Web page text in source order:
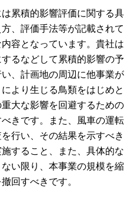
累積的影響評価に関する具
、評価手法等が記載されて
容となっています。貴社は
るなどして累積的影響の予
、計画地の周辺に他事業が
より生じる鳥類をはじめと
大な影響を回避するための
きです。また、風車の運転
行い、その結果を示すべき
すること、また、具体的な
い限り、本事業の規模を縮
回すべきです。